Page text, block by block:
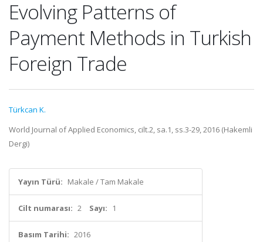
Evolving Patterns of
Payment Methods in Turkish
Foreign Trade
Türkcan K.
World Journal of Applied Economics, cilt.2, sa.1, ss.3-29, 2016 (Hakemli
Dergi)
Yayın Türü: Makale / Tam Makale
Cilt numarası: 2 Sayı: 1
Basım Tarihi: 2016